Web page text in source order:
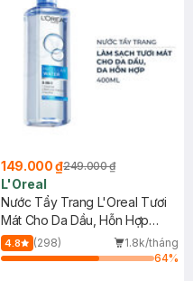
149.000 ₫249.000 ₫
L'Oreal
Nước Tẩy Trang L'Oreal Tươi
Mát Cho Da Dầu, Hỗn Hợp
400ml
4.8 (298)
1.8k/tháng
64%